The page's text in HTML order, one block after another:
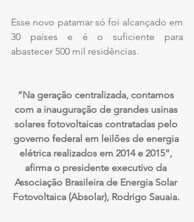
Esse novo patamar só foi alcançado em
30 países e é o suficiente para
abastecer 500 mil residências.
“Na geração centralizada, contamos
com a inauguração de grandes usinas
solares fotovoltaicas contratadas pelo
governo federal em leilões de energia
elétrica realizados em 2014 e 2015”,
afirma o presidente executivo da
Associação Brasileira de Energia Solar
Fotovoltaica (Absolar), Rodrigo Sauaia.